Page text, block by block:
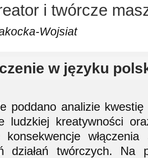
i twórcze
Wojsiat
w języku
poddano analizie
ludzkiej kreatywności
konsekwencje
działań twórczych. Na